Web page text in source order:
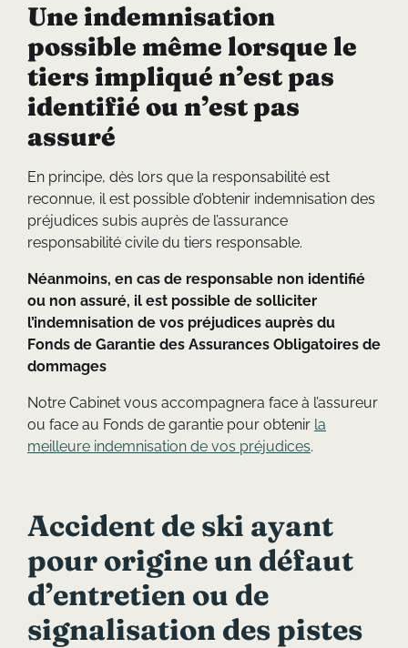
Une indemnisation
possible même lorsque le
tiers impliqué n’est pas
identifié ou n’est pas
assuré
En principe, dès lors que la responsabilité est
reconnue, il est possible d’obtenir indemnisation des
préjudices subis auprès de l’assurance
responsabilité civile du tiers responsable.
Néanmoins, en cas de responsable non identifié
ou non assuré, il est possible de solliciter
l’indemnisation de vos préjudices auprès du
Fonds de Garantie des Assurances Obligatoires de
dommages
Notre Cabinet vous accompagnera face à l’assureur
ou face au Fonds de garantie pour obtenir la
meilleure indemnisation de vos préjudices.
Accident de ski ayant
pour origine un défaut
d’entretien ou de
signalisation des pistes